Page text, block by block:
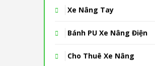
Xe Nâng Tay
Bánh PU Xe Nâng Điện
Cho Thuê Xe Nâng